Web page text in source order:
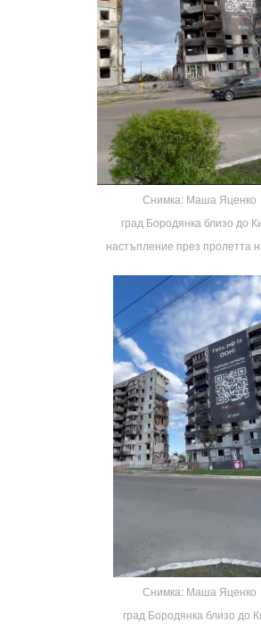
Снимка: Маша Яценко
град Бородянка близо до
настъпление през пролетта
Снимка: Маша Яценко
град Бородянка близо до